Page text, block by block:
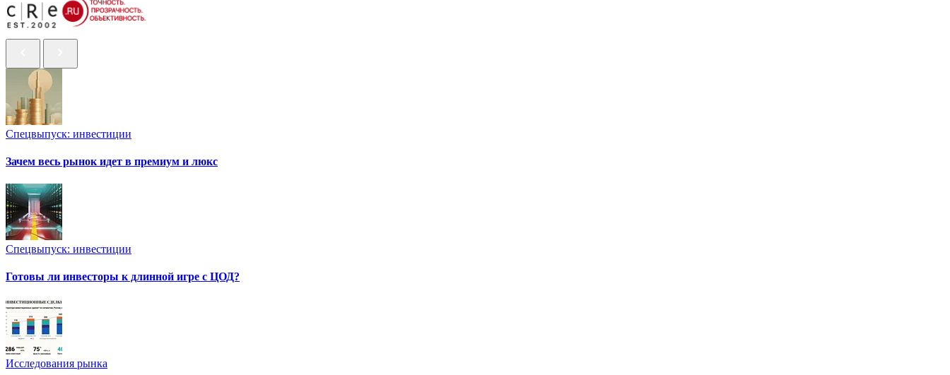
Спецвыпуск: инвестиции
Зачем весь рынок идет в премиум и люкс
Спецвыпуск: инвестиции
Готовы ли инвесторы к длинной игре с ЦОД?
Исследования рынка